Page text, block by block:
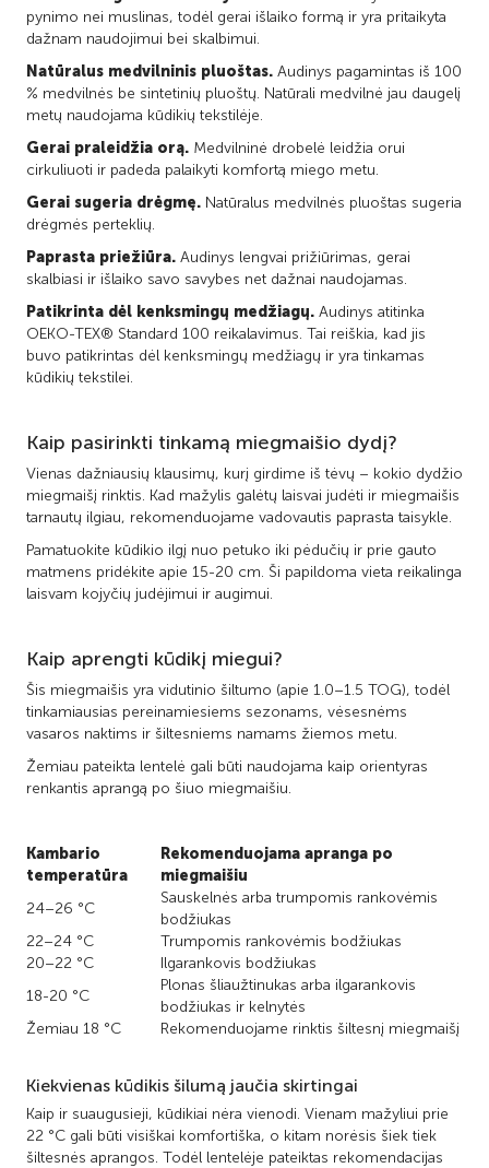
pynimo nei muslinas, todėl gerai išlaiko formą ir yra pritaikyta
dažnam naudojimui bei skalbimui.
Natūralus medvilninis pluoštas. Audinys pagamintas iš 100
% medvilnės be sintetinių pluoštų. Natūrali medvilnė jau daugelį
metų naudojama kūdikių tekstilėje.
Gerai praleidžia orą. Medvilninė drobelė leidžia orui
cirkuliuoti ir padeda palaikyti komfortą miego metu.
Gerai sugeria drėgmę. Natūralus medvilnės pluoštas sugeria
drėgmės perteklių.
Paprasta priežiūra. Audinys lengvai prižiūrimas, gerai
skalbiasi ir išlaiko savo savybes net dažnai naudojamas.
Patikrinta dėl kenksmingų medžiagų. Audinys atitinka
OEKO-TEX® Standard 100 reikalavimus. Tai reiškia, kad jis
buvo patikrintas dėl kenksmingų medžiagų ir yra tinkamas
kūdikių tekstilei.
Kaip pasirinkti tinkamą miegmaišio dydį?
Vienas dažniausių klausimų, kurį girdime iš tėvų – kokio dydžio
miegmaišį rinktis. Kad mažylis galėtų laisvai judėti ir miegmaišis
tarnautų ilgiau, rekomenduojame vadovautis paprasta taisykle.
Pamatuokite kūdikio ilgį nuo petuko iki pėdučių ir prie gauto
matmens pridėkite apie 15-20 cm. Ši papildoma vieta reikalinga
laisvam kojyčių judėjimui ir augimui.
Kaip aprengti kūdikį miegui?
Šis miegmaišis yra vidutinio šiltumo (apie 1.0–1.5 TOG), todėl
tinkamiausias pereinamiesiems sezonams, vėsesnėms
vasaros naktims ir šiltesniems namams žiemos metu.
Žemiau pateikta lentelė gali būti naudojama kaip orientyras
renkantis aprangą po šiuo miegmaišiu.
Kambario
temperatūra
Rekomenduojama apranga po
miegmaišiu
24–26 °C
Sauskelnės arba trumpomis rankovėmis
bodžiukas
22–24 °C
Trumpomis rankovėmis bodžiukas
20–22 °C
Ilgarankovis bodžiukas
18-20 °C
Plonas šliaužtinukas arba ilgarankovis
bodžiukas ir kelnytės
Žemiau 18 °C
Rekomenduojame rinktis šiltesnį miegmaišį
Kiekvienas kūdikis šilumą jaučia skirtingai
Kaip ir suaugusieji, kūdikiai nėra vienodi. Vienam mažyliui prie
22 °C gali būti visiškai komfortiška, o kitam norėsis šiek tiek
šiltesnės aprangos. Todėl lentelėje pateiktas rekomendacijas